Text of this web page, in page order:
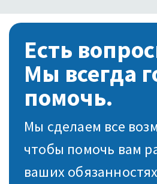
Есть
Мы всегда
помочь.
Мы сделаем все
чтобы помочь вам
ваших